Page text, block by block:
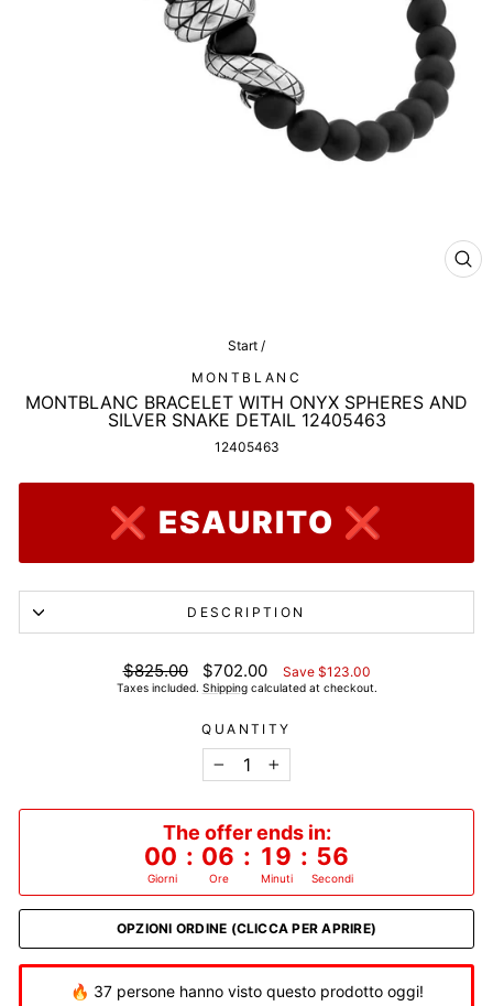
Start /
MONTBLANC
MONTBLANC BRACELET WITH ONYX SPHERES AND
SILVER SNAKE DETAIL 12405463
12405463
❌ ESAURITO ❌
DESCRIPTION
List
price
$825.00
Discounted
price
$702.00 Save $123.00
Taxes included. Shippingcalculated at checkout.
QUANTITY
+
The offer ends in:
00 : 06 : 19 : 55
Giorni Ore Minuti Secondi
OPZIONI ORDINE (CLICCA PER APRIRE)
🔥 37 persone hanno visto questo prodotto oggi!